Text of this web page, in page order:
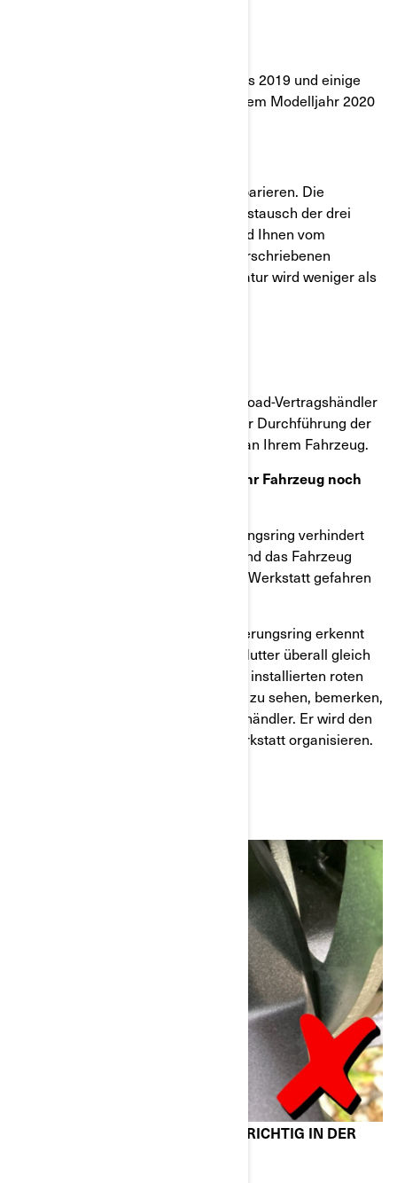
Alle Seiennummern des Modelljahres 2019 und einige
spezielle Fahrgestellnummern aus dem Modelljahr 2020
BRP wird Ihr Fahrzeug kostenfrei reparieren. Die
Abhilfemaßnahme umfasst einen Austausch der drei
Radmuttern. Nach der Reparatur wird Ihnen vom
Vertragshändler eine Kopie des unterschriebenen
Zertifikats ausgehändigt. Die Reparatur wird weniger als
Kontaktieren Sie Ihren Can-Am On-Road-Vertragshändler
und vereinbaren Sie einen Termin zur Durchführung der
Arbeiten für den Sicherheitsrückruf an Ihrem Fahrzeug.
Wie können Sie feststellen, ob Sie ihr Fahrzeug noch
Ein korrekt installierter roter Sicherungsring verhindert
das sich die Radmutter lösen kann und das Fahrzeug
kann problemlos zur Kontrolle in der Werkstatt gefahren
Einen richtig installierten roten Sicherungsring erkennt
man daran, wenn er in der Nut der Mutter überall gleich
sitzt. Sollten Sie einen NICHT richtig installierten roten
Sicherungsring, wie im Bild darunter zu sehen, bemerken,
kontaktieren Sie bitte Ihren Vertragshändler. Er wird den
Transport des Fahrzeuges in die Werkstatt organisieren.
ROTER SICHERHEITSRING NICHT RICHTIG IN DER